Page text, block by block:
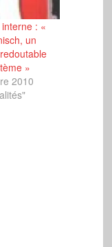
: «
un
»
2010